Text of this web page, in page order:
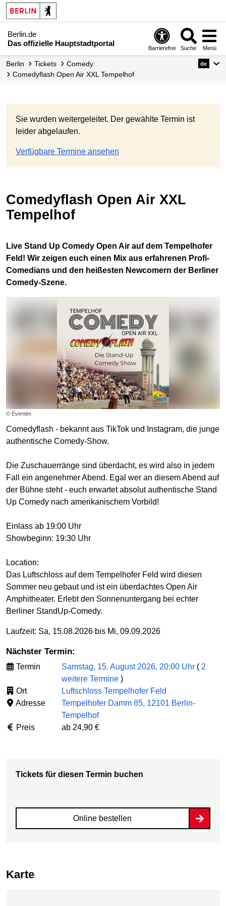
Berlin.de
Das offizielle Hauptstadtportal
Barrierefrei Suche Menü
Berlin Tickets
Comedy
Comedyflash Open Air XXL Tempelhof
de
Sie wurden weitergeleitet. Der gewählte Termin ist
leider abgelaufen.
Verfügbare Termine ansehen
Comedyflash Open Air XXL
Tempelhof
Live Stand Up Comedy Open Air auf dem Tempelhofer
Feld! Wir zeigen euch einen Mix aus erfahrenen Profi-
Comedians und den heißesten Newcomern der Berliner
Comedy-Szene.
© Eventim
Comedyflash - bekannt aus TikTok und Instagram, die junge
authentische Comedy-Show.
Die Zuschauerränge sind überdacht, es wird also in jedem
Fall ein angenehmer Abend. Egal wer an diesem Abend auf
der Bühne steht - euch erwartet absolut authentische Stand
Up Comedy nach amerikanischem Vorbild!
Einlass ab 19:00 Uhr
Showbeginn: 19:30 Uhr
Location:
Das Luftschloss auf dem Tempelhofer Feld wird diesen
Sommer neu gebaut und ist ein überdachtes Open Air
Amphitheater. Erlebt den Sonnenuntergang bei echter
Berliner StandUp-Comedy.
Laufzeit: Sa, 15.08.2026 bis Mi, 09.09.2026
Nächster Termin:
Termin Samstag, 15. August 2026, 20:00 Uhr ( 2
weitere Termine )
Ort
Luftschloss Tempelhofer Feld
Adresse
Tempelhofer Damm 85, 12101 Berlin-
Tempelhof
Preis
ab 24,90 €
Tickets für diesen Termin buchen
Online bestellen
Karte